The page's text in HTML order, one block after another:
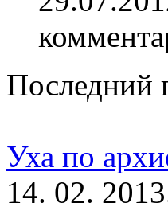
Последний
Уха по
14. 02.